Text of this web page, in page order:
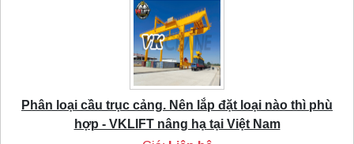
Phân loại cầu trục cảng. Nên lắp đặt loại nào thì phù
hợp - VKLIFT nâng hạ tại Việt Nam